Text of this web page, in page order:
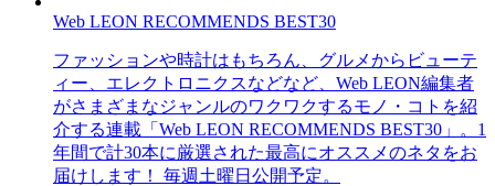
Web LEON RECOMMENDS BEST30
ファッションや時計はもちろん、グルメからビューテ
ィー、エレクトロニクスなどなど、Web LEON編集者
がさまざまなジャンルのワクワクするモノ・コトを紹
介する連載「Web LEON RECOMMENDS BEST30」。1
年間で計30本に厳選された最高にオススメのネタをお
届けします！ 毎週土曜日公開予定。